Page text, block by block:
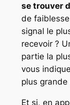
se trouver
de faiblesse
signal le
recevoir ?
partie la
vous
plus
Et si, en